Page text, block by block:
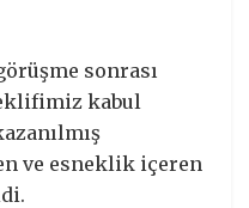
sonrası
kabul
ve esneklik içeren